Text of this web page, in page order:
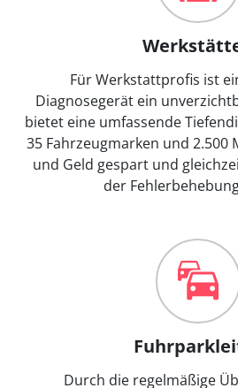
Für Werkstattprofis ist
Diagnosegerät ein
bietet eine umfassende
35 Fahrzeugmarken und 2.500
und Geld gespart und
der
Durch die regelmäßige